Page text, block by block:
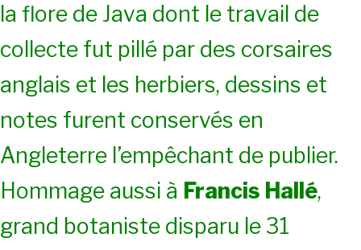
la flore de Java dont le travail de
collecte fut pillé par des corsaires
anglais et les herbiers, dessins et
notes furent conservés en
Angleterre l’empêchant de publier.
Hommage aussi à Francis Hallé,
grand botaniste disparu le 31